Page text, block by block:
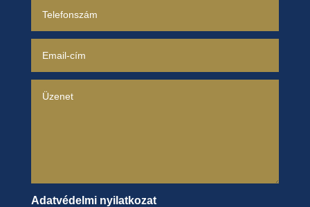
Adatvédelmi nyilatkozat